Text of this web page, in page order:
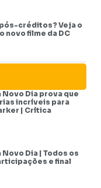
créditos? Veja o
novo filme da DC
Novo Dia prova que
incríveis para
| Crítica
Dia | Todos os
e final